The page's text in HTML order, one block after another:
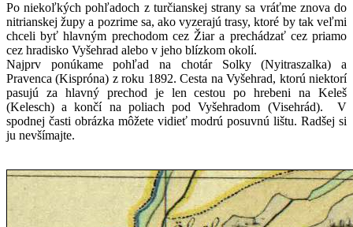
Po niekoľkých pohľadoch z turčianskej strany sa vráťme znova do
nitrianskej župy a pozrime sa, ako vyzerajú trasy, ktoré by tak veľmi
chceli byť hlavným prechodom cez Žiar a prechádzať cez priamo
cez hradisko Vyšehrad alebo v jeho blízkom okolí.
Najprv ponúkame pohľad na chotár Solky (Nyitraszalka) a
Pravenca (Kispróna) z roku 1892. Cesta na Vyšehrad, ktorú niektorí
pasujú za hlavný prechod je len cestou po hrebeni na Keleš
(Kelesch) a končí na poliach pod Vyšehradom (Visehrád). V
spodnej časti obrázka môžete vidieť modrú posuvnú lištu. Radšej si
ju nevšímajte.